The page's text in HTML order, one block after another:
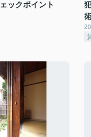
ックポイント